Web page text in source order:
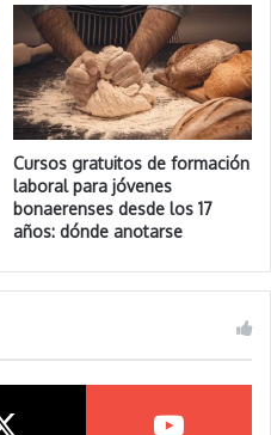
Cursos gratuitos de formación
laboral para jóvenes
bonaerenses desde los 17
años: dónde anotarse